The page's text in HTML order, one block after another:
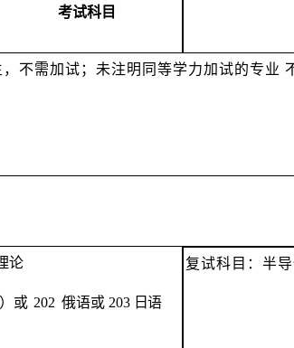
考试科目
不需加试；未注明同等学力加试的专业
论
或 202 俄语或 203 日语
复试科目：半